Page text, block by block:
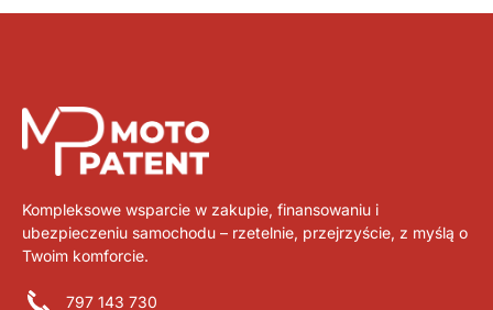
Kompleksowe wsparcie w zakupie, finansowaniu i
ubezpieczeniu samochodu – rzetelnie, przejrzyście, z myślą o
Twoim komforcie.
797 143 730